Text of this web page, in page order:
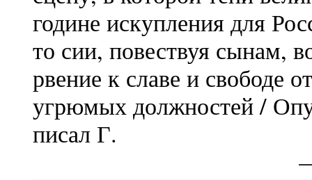
године искупления для
то сии, повествуя сынам,
рвение к славе и свободе
угрюмых должностей /
писал Г.